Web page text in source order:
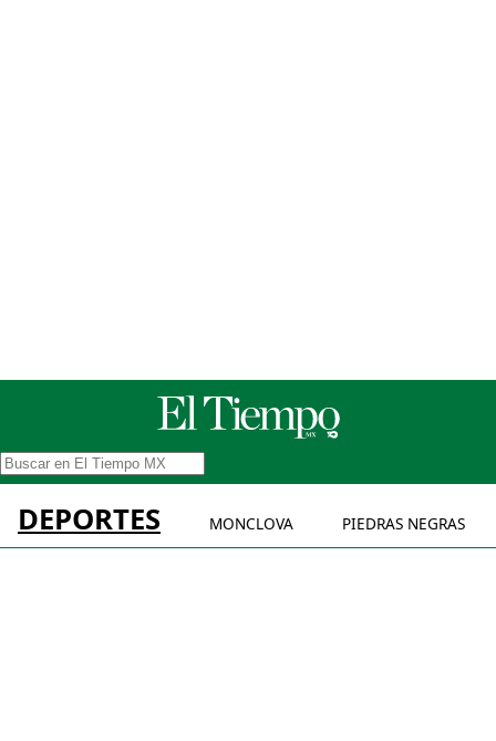
DEPORTES MONCLOVA PIEDRAS NEGRAS